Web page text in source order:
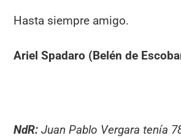
Hasta siempre amigo.
Ariel Spadaro (Belén de
NdR: Juan Pablo Vergara tenía